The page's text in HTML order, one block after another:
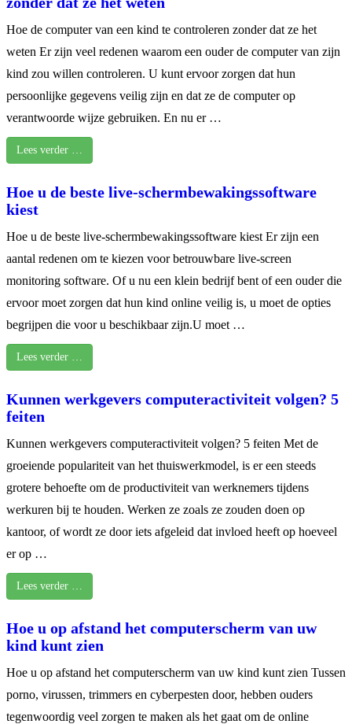
Hoe de computer van een kind te controleren zonder dat ze het
weten Er zijn veel redenen waarom een ouder de computer van zijn
kind zou willen controleren. U kunt ervoor zorgen dat hun
persoonlijke gegevens veilig zijn en dat ze de computer op
verantwoorde wijze gebruiken. En nu er …
Lees verder …
Hoe u de beste live-schermbewakingssoftware
kiest
Hoe u de beste live-schermbewakingssoftware kiest Er zijn een
aantal redenen om te kiezen voor betrouwbare live-screen
monitoring software. Of u nu een klein bedrijf bent of een ouder die
ervoor moet zorgen dat hun kind online veilig is, u moet de opties
begrijpen die voor u beschikbaar zijn.U moet …
Lees verder …
Kunnen werkgevers computeractiviteit volgen? 5
feiten
Kunnen werkgevers computeractiviteit volgen? 5 feiten Met de
groeiende populariteit van het thuiswerkmodel, is er een steeds
grotere behoefte om de productiviteit van werknemers tijdens
werkuren bij te houden. Werken ze zoals ze zouden doen op
kantoor, of wordt ze door iets afgeleid dat invloed heeft op hoeveel
er op …
Lees verder …
Hoe u op afstand het computerscherm van uw
kind kunt zien
Hoe u op afstand het computerscherm van uw kind kunt zien Tussen
porno, virussen, trimmers en cyberpesten door, hebben ouders
tegenwoordig veel zorgen te maken als het gaat om de online